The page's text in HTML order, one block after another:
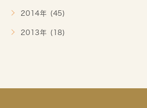
2014年 (45)
2013年 (18)